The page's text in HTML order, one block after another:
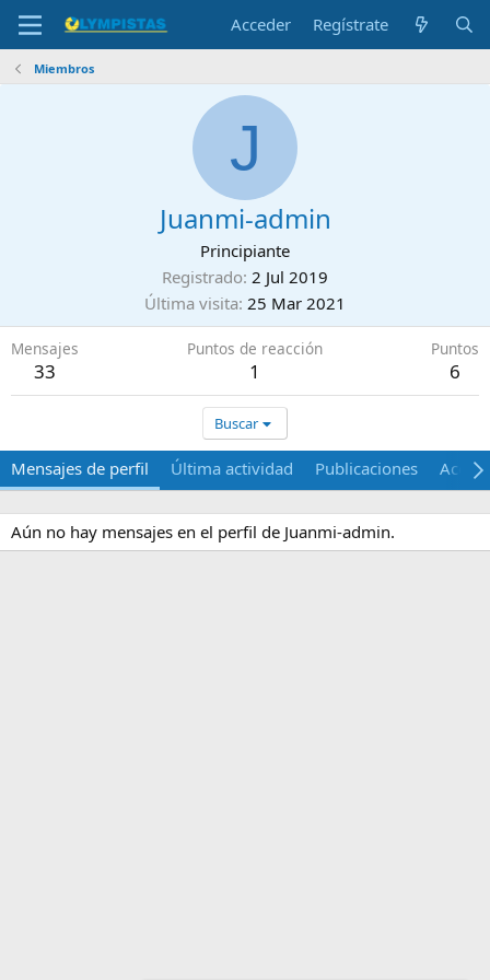
Acceder Regístrate
Miembros
J
Juanmi-admin
Principiante
Registrado 2 Jul 2019
Última visita 25 Mar 2021
Mensajes
33
Puntos de reacción
1
Puntos
6
Buscar
Mensajes de perfil Última actividad Publicaciones Acerca
Aún no hay mensajes en el perfil de Juanmi-admin.